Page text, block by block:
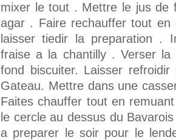
mixer le tout . Mettre le jus de
agar . Faire rechauffer tout en
laisser tiedir la preparation .
fraise a la chantilly . Verser
fond biscuiter. Laisser
Gateau. Mettre dans une
Faites chauffer tout en
le cercle au dessus du
a preparer le soir pour le